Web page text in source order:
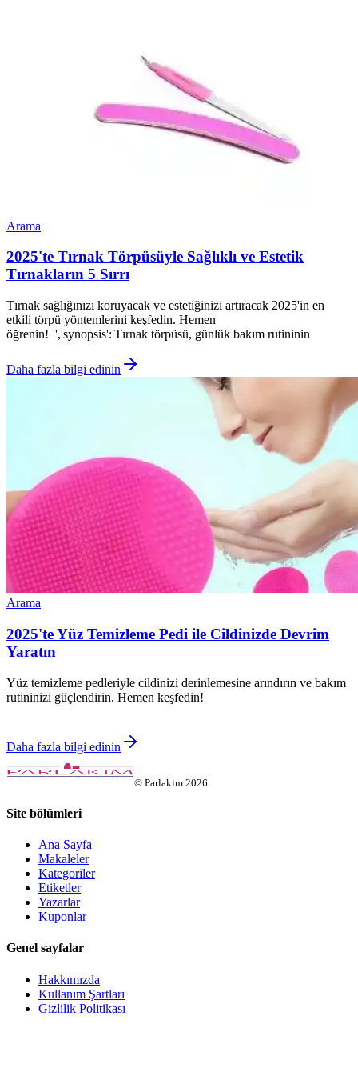
Arama
2025'te Tırnak Törpüsüyle Sağlıklı ve Estetik
Tırnakların 5 Sırrı
Tırnak sağlığınızı koruyacak ve estetiğinizi artıracak 2025'in en
etkili törpü yöntemlerini keşfedin. Hemen
öğrenin! ','synopsis':'Tırnak törpüsü, günlük bakım rutininin
Daha fazla bilgi edinin
Arama
2025'te Yüz Temizleme Pedi ile Cildinizde Devrim
Yaratın
Yüz temizleme pedleriyle cildinizi derinlemesine arındırın ve bakım
rutininizi güçlendirin. Hemen keşfedin!
Daha fazla bilgi edinin
© Parlakim 2026
Site bölümleri
Ana Sayfa
Makaleler
Kategoriler
Etiketler
Yazarlar
Kuponlar
Genel sayfalar
Hakkımızda
Kullanım Şartları
Gizlilik Politikası